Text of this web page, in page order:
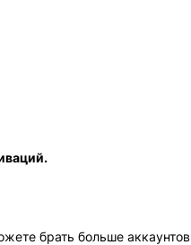
брать больше